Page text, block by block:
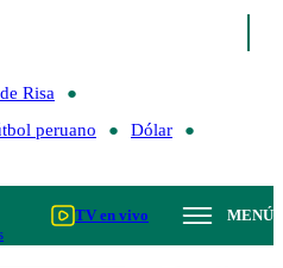
Risa
peruano
Dólar
TV en vivo MENÚ